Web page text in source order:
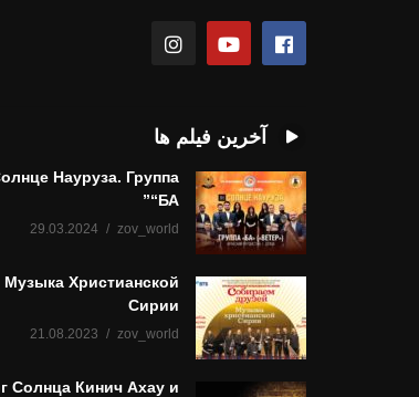
آخرین فیلم ها
Науруза. Группа
“БА”
zov_world
29.03.2024
Музыка Христианской
Сирии
zov_world
21.08.2023
Солнца Кинич Ахау и